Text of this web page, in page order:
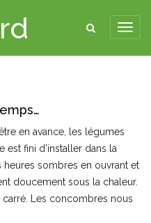
en avance, les légumes
est fini d’installer dans la
sombres en ouvrant et
doucement sous la chaleur.
carré. Les concombres nous